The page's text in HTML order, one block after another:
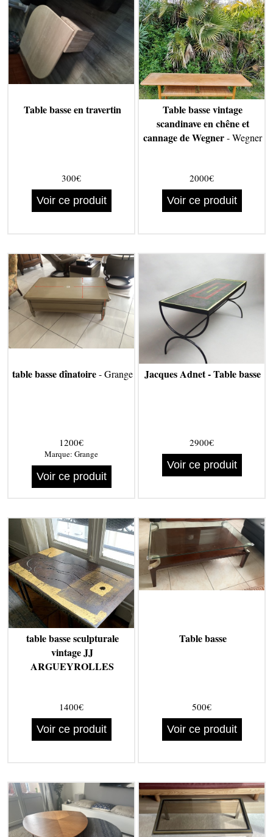
Table basse en travertin
300€
Voir ce produit
Table basse vintage
scandinave en chêne et
cannage de Wegner- Wegner
2000€
Voir ce produit
table basse dînatoire- Grange
1200€
Marque: Grange
Voir ce produit
Jacques Adnet - Table basse
2900€
Voir ce produit
table basse sculpturale
vintage JJ
ARGUEYROLLES
1400€
Voir ce produit
Table basse
500€
Voir ce produit